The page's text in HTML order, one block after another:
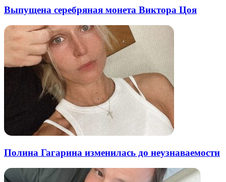
Выпущена серебряная монета Виктора Цоя
Полина Гагарина изменилась до неузнаваемости